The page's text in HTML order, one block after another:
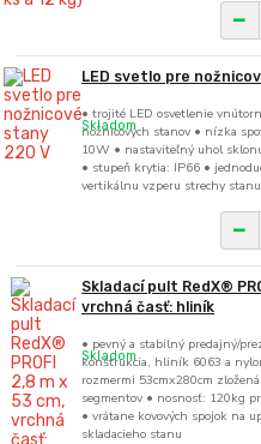
LED svetlo pre
• trojité LED osvetlenie
nožnicových stanov • nízka
10W • nastaviteľný uhol
• stupeň krytia: IP66 •
vertikálnu vzperu strechy stanu
Skladom
Skladací pult RedX®
vrchná časť: hliník
• pevný a stabilný predajný/
konštrukcia, hliník 6063 a
rozmermi 53cmx280cm
segmentov • nosnosť: 120kg
• vrátane kovových spojok na
skladacieho stanu
Skladom